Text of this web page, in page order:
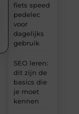
fiets speed
pedelec
voor
dagelijks
gebruik
SEO leren:
dit zijn de
basics die
je moet
kennen